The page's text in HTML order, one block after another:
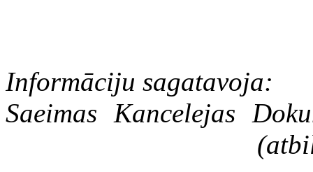
Informāciju sagatavoja:
Saeimas Kancelejas